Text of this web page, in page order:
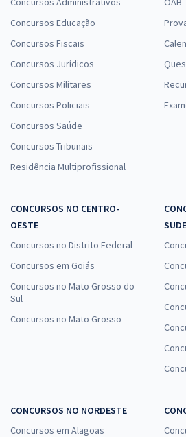
Concursos Educação
Concursos Fiscais
Concursos Jurídicos
Concursos Militares
Concursos Policiais
Concursos Saúde
Concursos Tribunais
Residência Multiprofissional
CONCURSOS NO CENTRO-
OESTE
Concursos no Distrito Federal
Concursos em Goiás
Concursos no Mato Grosso do
Sul
Concursos no Mato Grosso
CONCURSOS NO NORDESTE
Concursos em Alagoas